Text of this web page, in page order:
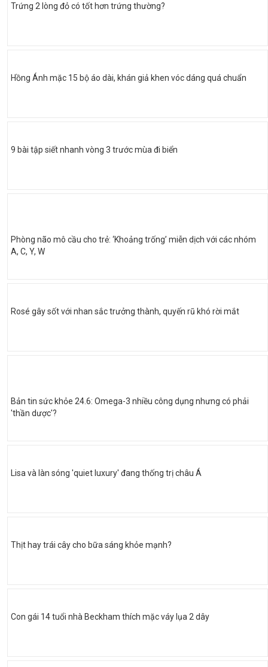
Trứng 2 lòng đỏ có tốt hơn trứng thường?
Hồng Ánh mặc 15 bộ áo dài, khán giả khen vóc dáng quá chuẩn
9 bài tập siết nhanh vòng 3 trước mùa đi biển
Phòng não mô cầu cho trẻ: ‘Khoảng trống’ miễn dịch với các nhóm
A, C, Y, W
Rosé gây sốt với nhan sắc trưởng thành, quyến rũ khó rời mắt
Bản tin sức khỏe 24.6: Omega-3 nhiều công dụng nhưng có phải
'thần dược'?
Lisa và làn sóng 'quiet luxury' đang thống trị châu Á
Thịt hay trái cây cho bữa sáng khỏe mạnh?
Con gái 14 tuổi nhà Beckham thích mặc váy lụa 2 dây